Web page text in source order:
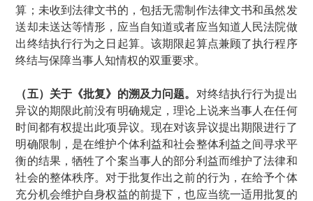
算；未收到法律文书的，包括无需制作法律文书和虽然发
送却未送达等情形，应当自知道或者应当知道人民法院做
出终结执行行为之日起算。该期限起算点兼顾了执行程序
终结与保障当事人知情权的双重要求。
（五）关于《批复》的溯及力问题。 对终结执行行为提出
异议的期限此前没有明确规定，理论上说来当事人在任何
时间都有权提出此项异议。现在对该异议提出期限进行了
明确限制，是在维护个体利益和社会整体利益之间寻求平
衡的结果，牺牲了个案当事人的部分利益而维护了法律和
社会的整体秩序。对于批复作出之前的行为，在给予个体
充分机会维护自身权益的前提下，也应当统一适用批复的